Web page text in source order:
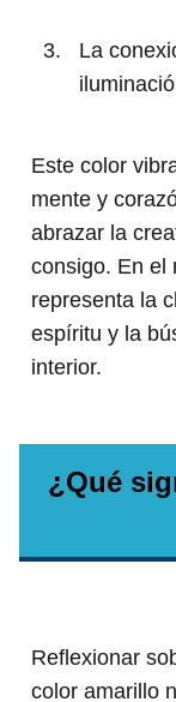
La
Este color
mente y
abrazar la
consigo. En el
representa la
espíritu y la
interior.
¿Qué
Reflexionar
color amarillo